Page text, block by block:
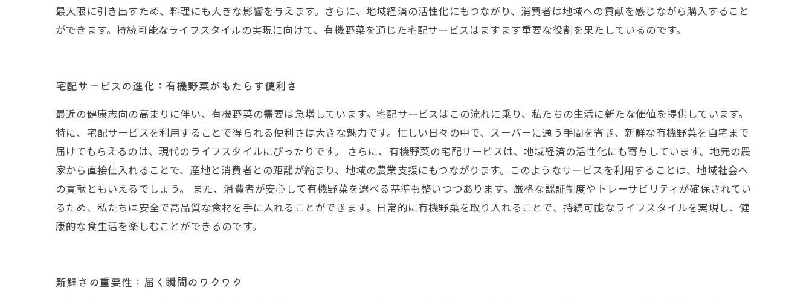
最大限に引き出すため、料理にも大きな影響を与えます。さらに、地域経済の活性化にもつながり、消費者は地域への貢献を感じながら購入すること
ができます。持続可能なライフスタイルの実現に向けて、有機野菜を通じた宅配サービスはますます重要な役割を果たしているのです。
宅配サービスの進化：有機野菜がもたらす便利さ
最近の健康志向の高まりに伴い、有機野菜の需要は急増しています。宅配サービスはこの流れに乗り、私たちの生活に新たな価値を提供しています。
特に、宅配サービスを利用することで得られる便利さは大きな魅力です。忙しい日々の中で、スーパーに通う手間を省き、新鮮な有機野菜を自宅まで
届けてもらえるのは、現代のライフスタイルにぴったりです。 さらに、有機野菜の宅配サービスは、地域経済の活性化にも寄与しています。地元の農
家から直接仕入れることで、産地と消費者との距離が縮まり、地域の農業支援にもつながります。このようなサービスを利用することは、地域社会へ
の貢献ともいえるでしょう。 また、消費者が安心して有機野菜を選べる基準も整いつつあります。厳格な認証制度やトレーサビリティが確保されてい
るため、私たちは安全で高品質な食材を手に入れることができます。日常的に有機野菜を取り入れることで、持続可能なライフスタイルを実現し、健
康的な食生活を楽しむことができるのです。
新鮮さの重要性：届く瞬間のワクワク